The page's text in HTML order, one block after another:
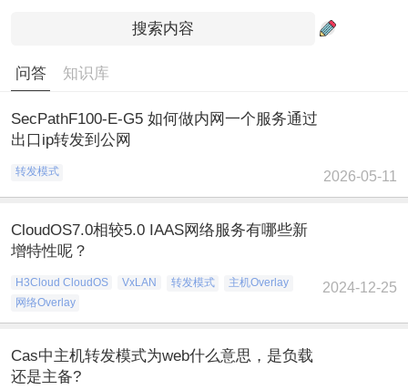
问答 知识库
SecPathF100-E-G5 如何做内网一个服务通过
出口ip转发到公网
转发模式 2026-05-11
CloudOS7.0相较5.0 IAAS网络服务有哪些新
增特性呢？
H3Cloud CloudOS VxLAN 转发模式
主机Overlay
网络Overlay
2024-12-25
Cas中主机转发模式为web什么意思，是负载
还是主备?